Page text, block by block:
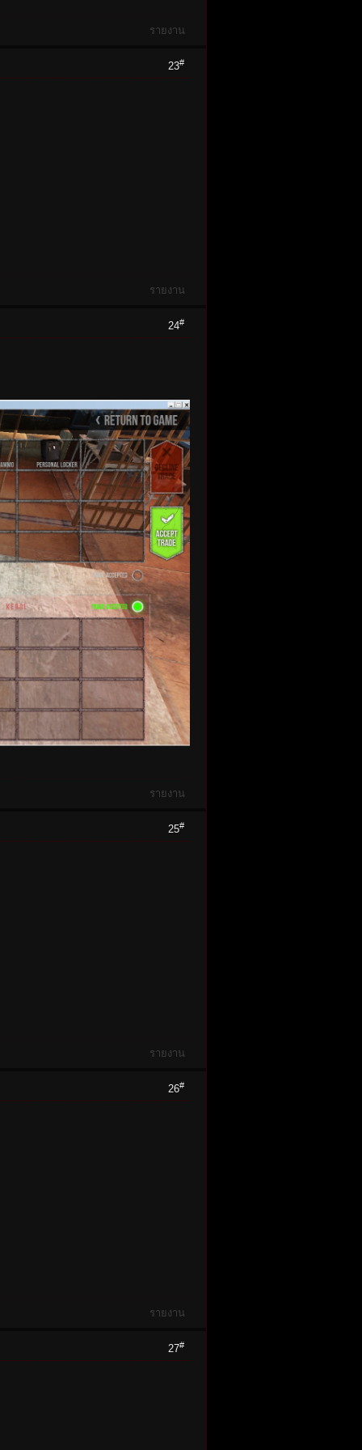
รายงาน
23#
รายงาน
24#
รายงาน
25#
รายงาน
26#
รายงาน
27#